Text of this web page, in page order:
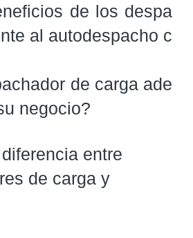
de los despa
al autodespacho c
de carga ade
negocio?
entre
de carga y